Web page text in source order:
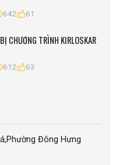
642 61
CHƯƠNG TRÌNH KIRLOSKAR
612 63
Đông Hưng